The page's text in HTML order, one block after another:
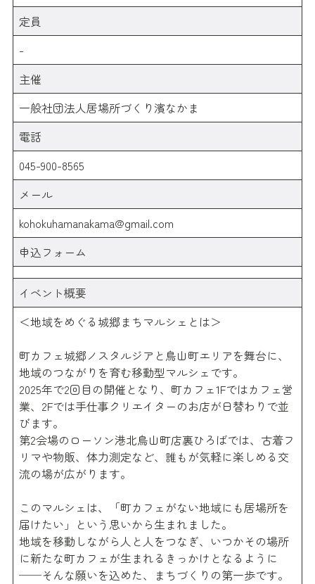
定員
-
主催
一般社団法人居場所づくり濱なかま
電話
045-900-8565
メール
kohokuhamanakama@gmail.com
申込フォーム
イベント概要
＜地域をめぐる城郷まちマルシェとは＞
町カフェ城郷ノスタルジアと鳥山町エリアを舞台に、
地域のつながりを育む移動型マルシェです。
2025年で2回目の開催となり、町カフェ1Fではカフェ営
業、2Fでは手仕事クリエイターのお店が日替わりで並
びます。
第2会場のローソン港北鳥山町店裏ひろばでは、古着フ
リマや物販、体力測定など、誰もが気軽に楽しめる交
流の場が広がります。
このマルシェは、「町カフェがない地域にも居場所を
届けたい」という思いから生まれました。
地域を移動しながら人と人をつなぎ、いつかその場所
に新たな町カフェが生まれるきっかけとなるように
──そんな願いを込めた、まちづくりの第一歩です。